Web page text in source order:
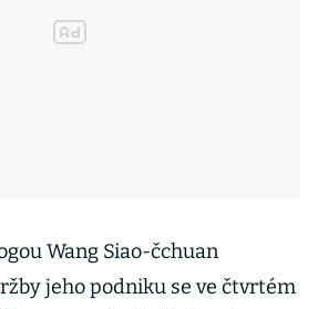
Wang Siao-čchuan
jeho podniku se ve čtvrtém